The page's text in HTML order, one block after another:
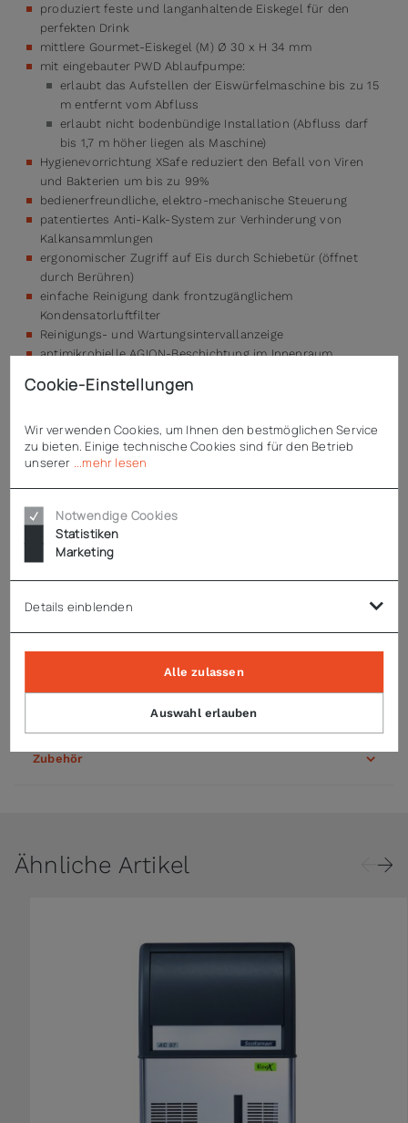
produziert feste und langanhaltende Eiskegel für den
perfekten Drink
mittlere Gourmet-Eiskegel (M) Ø 30 x H 34 mm
mit eingebauter PWD Ablaufpumpe:
erlaubt das Aufstellen der Eiswürfelmaschine bis zu 15
m entfernt vom Abfluss
erlaubt nicht bodenbündige Installation (Abfluss darf
bis 1,7 m höher liegen als Maschine)
Hygienevorrichtung XSafe reduziert den Befall von Viren
und Bakterien um bis zu 99%
bedienerfreundliche, elektro-mechanische Steuerung
patentiertes Anti-Kalk-System zur Verhinderung von
Kalkansammlungen
ergonomischer Zugriff auf Eis durch Schiebetür (öffnet
durch Berühren)
einfache Reinigung dank frontzugänglichem
Kondensatorluftfilter
Reinigungs- und Wartungsintervallanzeige
antimikrobielle AGION-Beschichtung im Innenraum
natürliches Kältemittel R 290a
Enthaltenes Zubehör
Desinfektionskissen
Eisschaufel
Zubehör
Ähnliche Artikel
Cookie-Einstellungen
Wir verwenden Cookies, um Ihnen den bestmöglichen Service
zu bieten. Einige technische Cookies sind für den Betrieb
unserer ...mehr lesen
Notwendige Cookies
Statistiken
Marketing
Details einblenden
Auswahl erlauben
Alle zulassen